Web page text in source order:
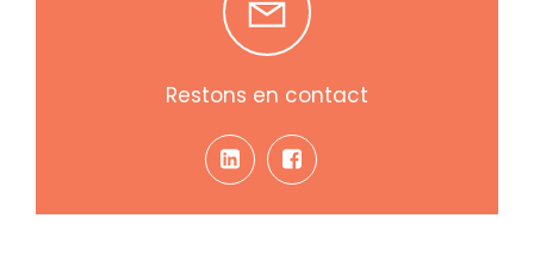
Restons en contact